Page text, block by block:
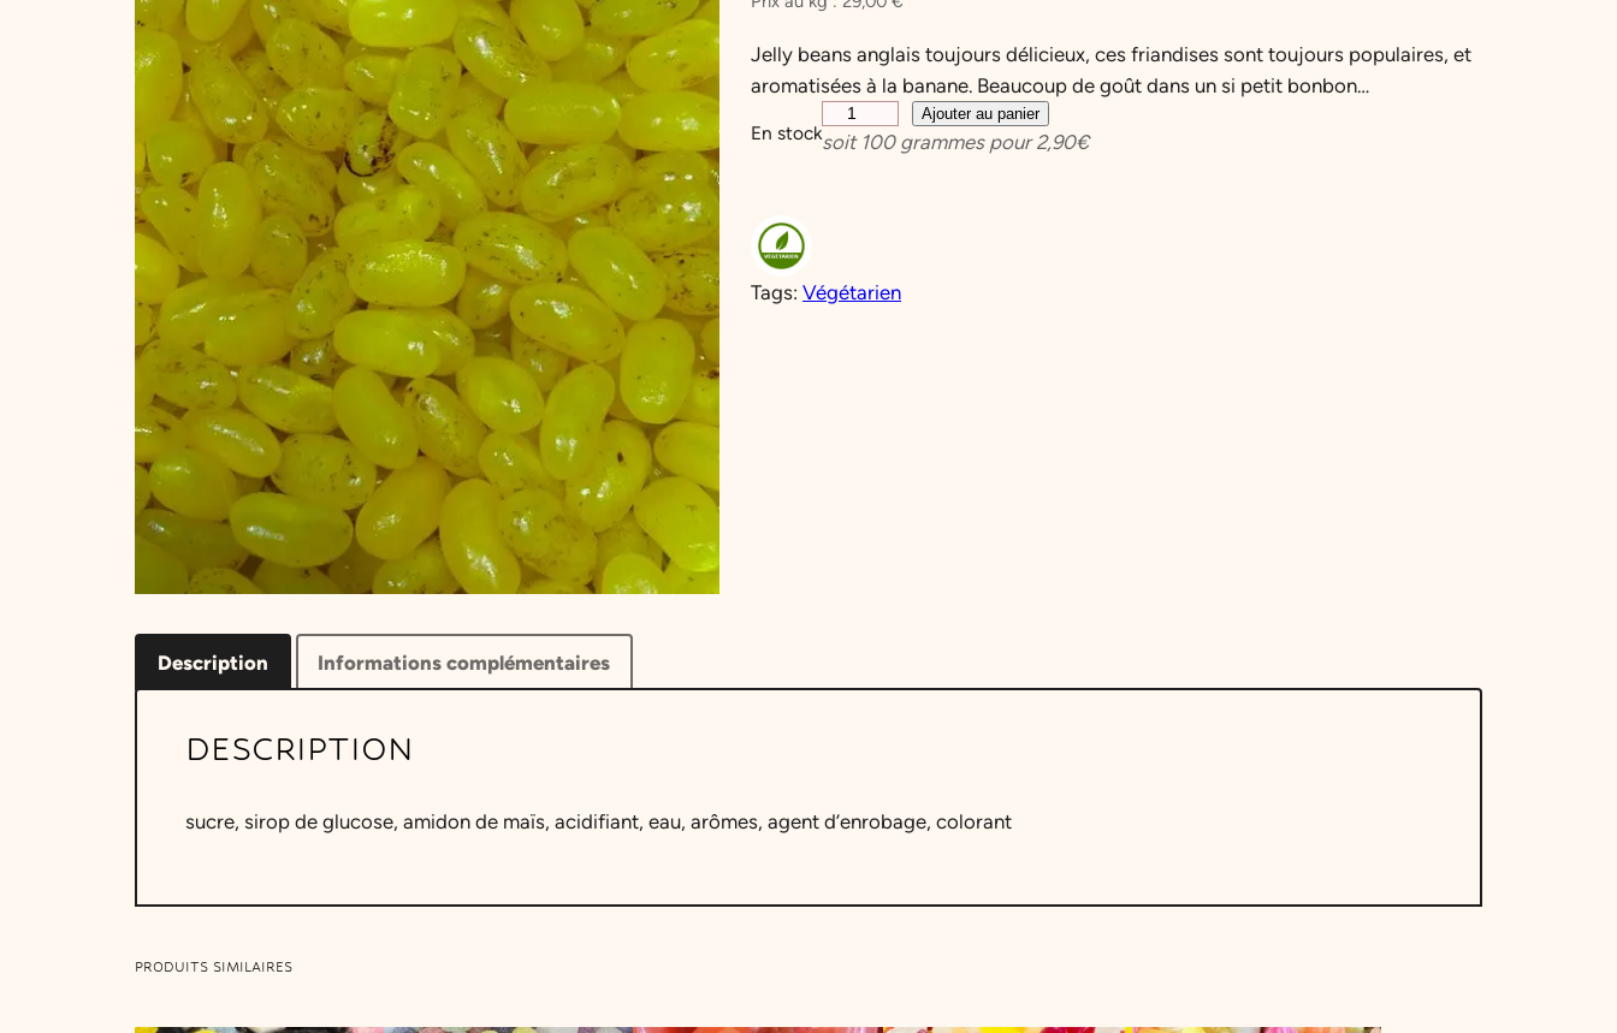
Jelly beans anglais toujours délicieux, ces friandises sont toujours populaires, et
aromatisées à la banane. Beaucoup de goût dans un si petit bonbon…
En stock
u
t
a
Ajouter au panier
soit 100grammes pour2,90€
Tags: Végétarien
Description Informations complémentaires
DESCRIPTION
sucre, sirop de glucose, amidon de maïs, acidifiant, eau, arômes, agent d’enrobage, colorant
PRODUITS SIMILAIRES